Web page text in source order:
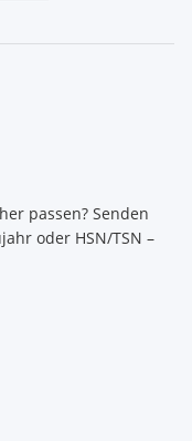
passen? Senden
oder HSN/TSN –